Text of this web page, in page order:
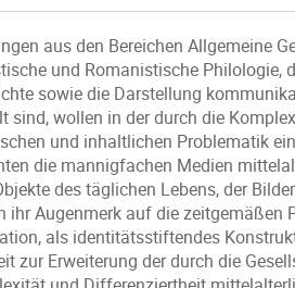
aus den Bereichen Allgemeine
und Romanistische Philologie,
sowie die Darstellung
sind, wollen in der durch die
und inhaltlichen Problematik
die mannigfachen Medien
des täglichen Lebens, der
ihr Augenmerk auf die
als identitätsstiftendes
zur Erweiterung der durch die